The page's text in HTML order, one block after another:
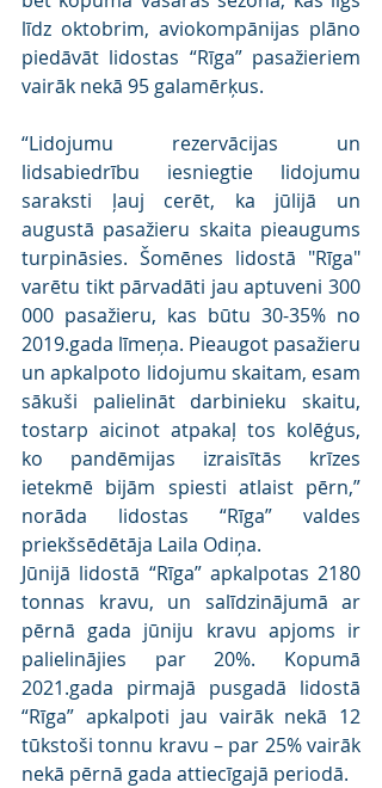
līdz oktobrim, aviokompānijas plāno
piedāvāt lidostas “Rīga” pasažieriem
vairāk nekā 95 galamērķus.
“Lidojumu rezervācijas un
lidsabiedrību iesniegtie lidojumu
saraksti ļauj cerēt, ka jūlijā un
augustā pasažieru skaita pieaugums
turpināsies. Šomēnes lidostā "Rīga"
varētu tikt pārvadāti jau aptuveni 300
000 pasažieru, kas būtu 30-35% no
2019.gada līmeņa. Pieaugot pasažieru
un apkalpoto lidojumu skaitam, esam
sākuši palielināt darbinieku skaitu,
tostarp aicinot atpakaļ tos kolēģus,
ko pandēmijas izraisītās krīzes
ietekmē bijām spiesti atlaist pērn,”
norāda lidostas “Rīga” valdes
priekšsēdētāja Laila Odiņa.
Jūnijā lidostā “Rīga” apkalpotas 2180
tonnas kravu, un salīdzinājumā ar
pērnā gada jūniju kravu apjoms ir
palielinājies par 20%. Kopumā
2021.gada pirmajā pusgadā lidostā
“Rīga” apkalpoti jau vairāk nekā 12
tūkstoši tonnu kravu – par 25% vairāk
nekā pērnā gada attiecīgajā periodā.